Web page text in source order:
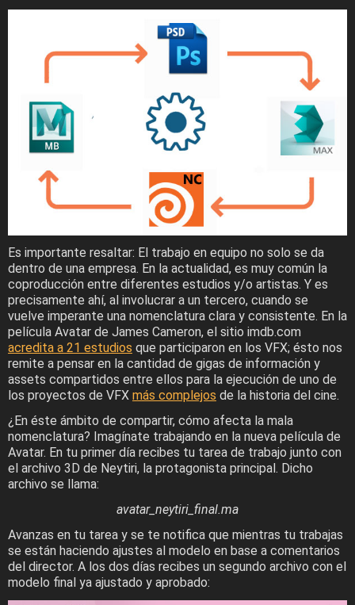
Es importante resaltar: El trabajo en equipo no solo se da
dentro de una empresa. En la actualidad, es muy común la
coproducción entre diferentes estudios y/o artistas. Y es
precisamente ahí, al involucrar a un tercero, cuando se
vuelve imperante una nomenclatura clara y consistente. En la
película Avatar de James Cameron, el sitio imdb.com
acredita a 21 estudios que participaron en los VFX; ésto nos
remite a pensar en la cantidad de gigas de información y
assets compartidos entre ellos para la ejecución de uno de
los proyectos de VFX más complejos de la historia del cine.
¿En éste ámbito de compartir, cómo afecta la mala
nomenclatura? Imagínate trabajando en la nueva película de
Avatar. En tu primer día recibes tu tarea de trabajo junto con
el archivo 3D de Neytiri, la protagonista principal. Dicho
archivo se llama:
avatar_neytiri_final.ma
Avanzas en tu tarea y se te notifica que mientras tu trabajas
se están haciendo ajustes al modelo en base a comentarios
del director. A los dos días recibes un segundo archivo con el
modelo final ya ajustado y aprobado: